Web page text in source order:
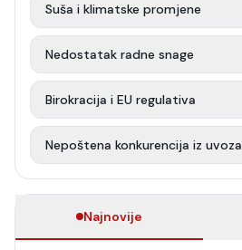
Suša i klimatske promjene
Nedostatak radne snage
Birokracija i EU regulativa
Nepoštena konkurencija iz uvoza
Najnovije